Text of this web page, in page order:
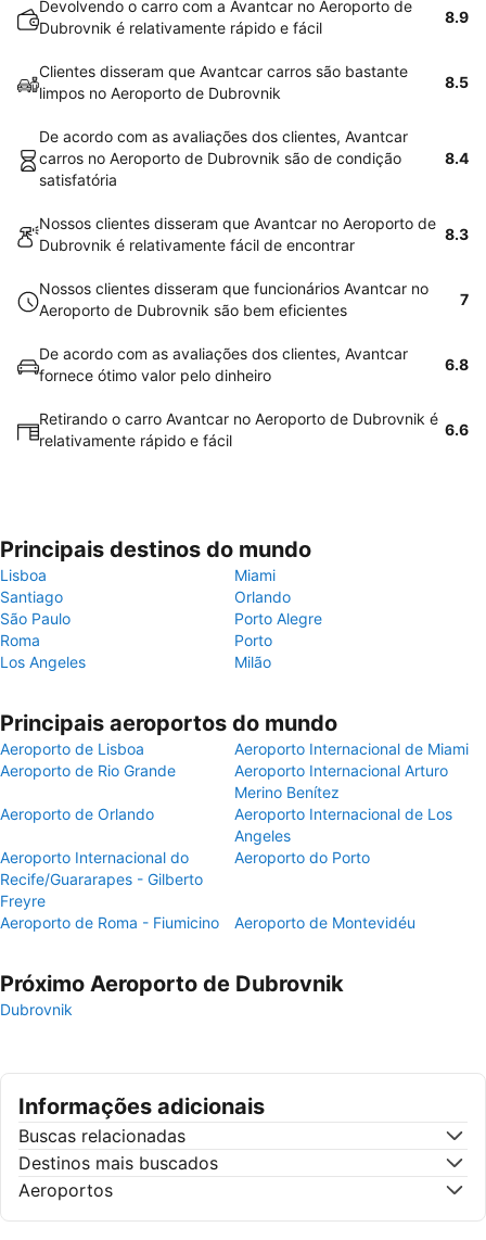
Devolvendo o carro com a Avantcar no Aeroporto de
Dubrovnik é relativamente rápido e fácil
8.9
Clientes disseram que Avantcar carros são bastante
limpos no Aeroporto de Dubrovnik
8.5
De acordo com as avaliações dos clientes, Avantcar
carros no Aeroporto de Dubrovnik são de condição
satisfatória
8.4
Nossos clientes disseram que Avantcar no Aeroporto de
Dubrovnik é relativamente fácil de encontrar
8.3
Nossos clientes disseram que funcionários Avantcar no
Aeroporto de Dubrovnik são bem eficientes
7
De acordo com as avaliações dos clientes, Avantcar
fornece ótimo valor pelo dinheiro
6.8
Retirando o carro Avantcar no Aeroporto de Dubrovnik é
relativamente rápido e fácil
6.6
Principais destinos do mundo
Lisboa
Miami
Santiago
Orlando
São Paulo
Porto Alegre
Roma
Porto
Los Angeles
Milão
Principais aeroportos do mundo
Aeroporto de Lisboa
Aeroporto Internacional de Miami
Aeroporto de Rio Grande
Aeroporto Internacional Arturo
Merino Benítez
Aeroporto de Orlando
Aeroporto Internacional de Los
Angeles
Aeroporto Internacional do
Recife/Guararapes - Gilberto
Freyre
Aeroporto do Porto
Aeroporto de Roma - Fiumicino Aeroporto de Montevidéu
Próximo Aeroporto de Dubrovnik
Dubrovnik
Informações adicionais
Buscas relacionadas
Destinos mais buscados
Aeroportos